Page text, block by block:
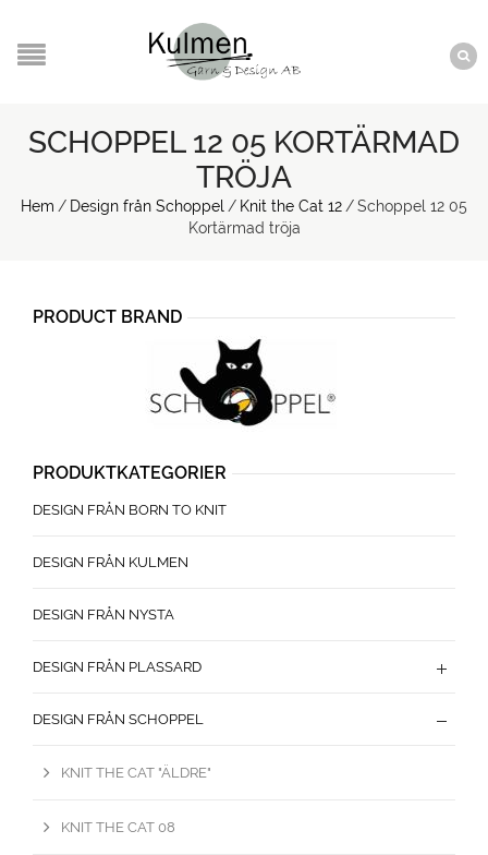
SCHOPPEL 12 05 KORTÄRMAD
TRÖJA
Hem / Design från Schoppel / Knit the Cat 12 /Schoppel 12 05
Kortärmad tröja
PRODUCT BRAND
PRODUKTKATEGORIER
DESIGN FRÅN BORN TO KNIT
DESIGN FRÅN KULMEN
DESIGN FRÅN NYSTA
DESIGN FRÅN PLASSARD
DESIGN FRÅN SCHOPPEL
KNIT THE CAT "ÄLDRE"
KNIT THE CAT 08